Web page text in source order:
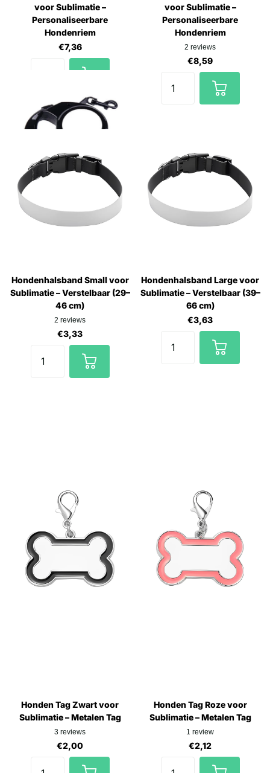
voor Sublimatie –
Personaliseerbare
Hondenriem
€7,36
voor Sublimatie –
Personaliseerbare
Hondenriem
2 reviews
€8,59
Hondenhalsband Small voor
Sublimatie – Verstelbaar (29–
46 cm)
2 reviews
€3,33
Hondenhalsband Large voor
Sublimatie – Verstelbaar (39–
66 cm)
€3,63
Honden Tag Zwart voor
Sublimatie – Metalen Tag
3 reviews
€2,00
Honden Tag Roze voor
Sublimatie – Metalen Tag
1 review
€2,12